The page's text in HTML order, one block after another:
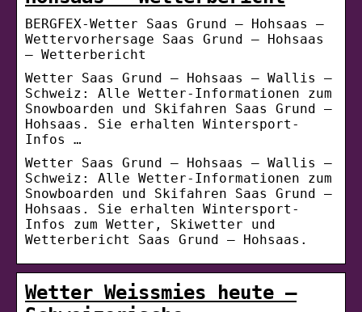
BERGFEX-Wetter Saas Grund – Hohsaas –
Wettervorhersage Saas Grund – Hohsaas
– Wetterbericht
Wetter Saas Grund – Hohsaas – Wallis –
Schweiz: Alle Wetter-Informationen zum
Snowboarden und Skifahren Saas Grund –
Hohsaas. Sie erhalten Wintersport-
Infos …
Wetter Saas Grund – Hohsaas – Wallis –
Schweiz: Alle Wetter-Informationen zum
Snowboarden und Skifahren Saas Grund –
Hohsaas. Sie erhalten Wintersport-
Infos zum Wetter, Skiwetter und
Wetterbericht Saas Grund – Hohsaas.
Wetter Weissmies heute –